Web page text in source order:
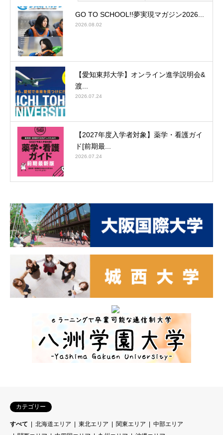
GO TO SCHOOL!!夢実現マガジン2026...
2026.08.02
【愛知東邦大学】オンライン進学説明会&
渡...
2026.07.24
【2027年度入学者対象】薬学・看護ガイ
ド[前期最...
2026.07.24
カテゴリー
すべて 北海道エリア 東北エリア 関東エリア
中部エリア